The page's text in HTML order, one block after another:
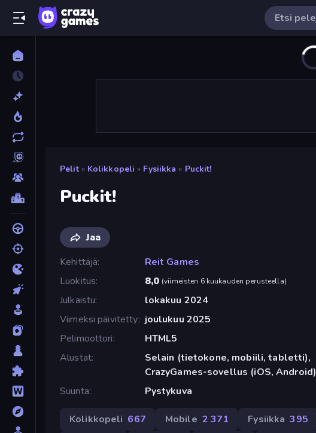
Pelit » Kolikkopeli » Fysiikka » Puckit!
Puckit!
Jaa
Kehittäjä
Reit Games
Luokitus
8,0 (viimeisten 6 kuukauden perusteella)
Julkaistu
lokakuu 2024
Viimeksi päivitetty joulukuu 2025
Pelimoottori
HTML5
Alustat
Selain (tietokone, mobiili, tabletti),
CrazyGames-sovellus (iOS, Android)
Suunta
Pystykuva
Kolikkopeli 667 Mobile 2 371 Fysiikka 395